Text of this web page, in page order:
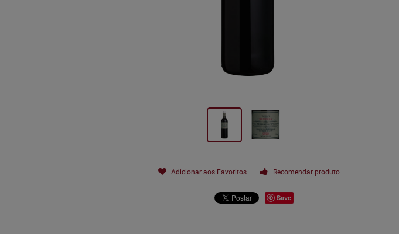
Adicionar aos Favoritos Recomendar produto
Save